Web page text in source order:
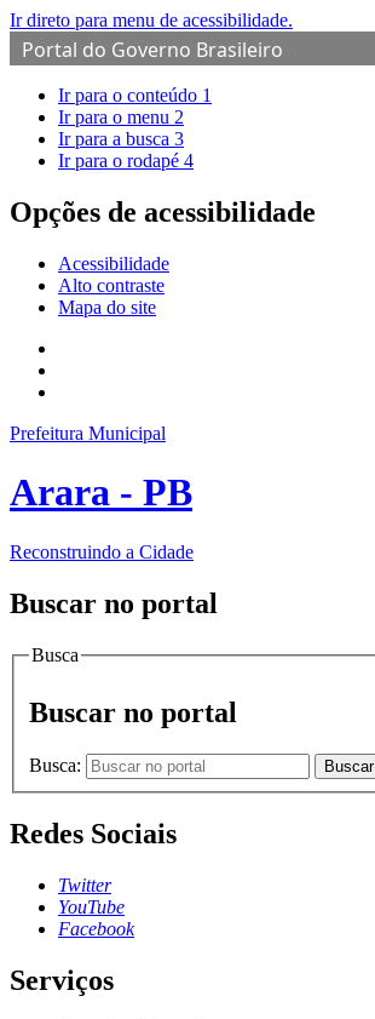
Ir direto para menu de acessibilidade.
Portal do Governo Brasileiro
Ir para o conteúdo 1
Ir para o menu 2
Ir para a busca 3
Ir para o rodapé 4
Opções de acessibilidade
Acessibilidade
Alto contraste
Mapa do site
Prefeitura Municipal
Arara - PB
Reconstruindo a Cidade
Buscar no portal
Busca
Buscar no portal
Busca: Buscar
Redes Sociais
Twitter
YouTube
Facebook
Serviços